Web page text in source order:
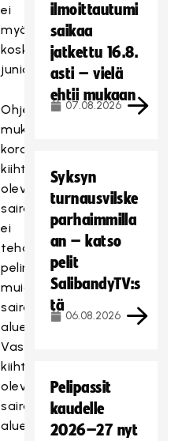
ei
myöskään
koske
juniorisarjoja.
Ohjeistuksen
mukaan
koronaviruksen
kiihtymisvaiheessa
olevista
sairaanhoitopiireistä
ei
tehdä
pelireissuja
muiden
sairaanhoitopiirien
alueille.
Vastavuoroisesti
kiihtymisvaiheessa
oleville
sairaahoitopiirien
alueille
ilmoittautumi
saikaa
jatkettu 16.8.
asti – vielä
ehtii mukaan
07.08.2026
Syksyn
turnausvilske
parhaimmilla
an – katso
pelit
SalibandyTV:s
tä
06.08.2026
Pelipassit
kaudelle
2026–27 nyt